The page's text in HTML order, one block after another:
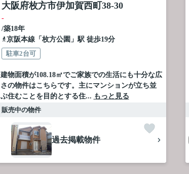
大阪府枚方市伊加賀西町38-30
-
/築18年
京阪本線「 枚方公園 」駅 徒歩19分
駐車2台可
建物面積が108.18㎡でご家族での生活にも十分な広
さの物件はこちらです。主にマンションが立ち並
ぶ住むことを目的とする住... もっと見る
販売中の物件
過去掲載物件